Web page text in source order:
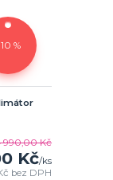
%
990,00 Kč
Kč/ks
bez DPH